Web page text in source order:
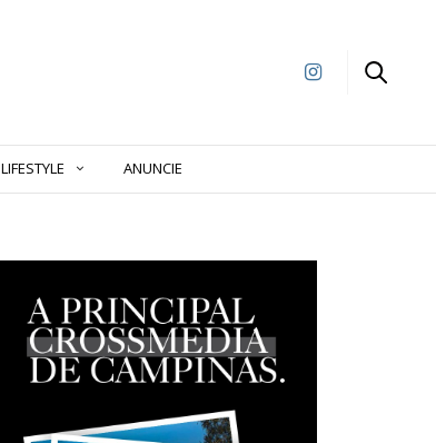
LIFESTYLE ANUNCIE